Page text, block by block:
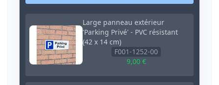
Large panneau extérieur
'Parking Privé' - PVC résistant
(42 x 14 cm)
F001-1252-00
9,00 €